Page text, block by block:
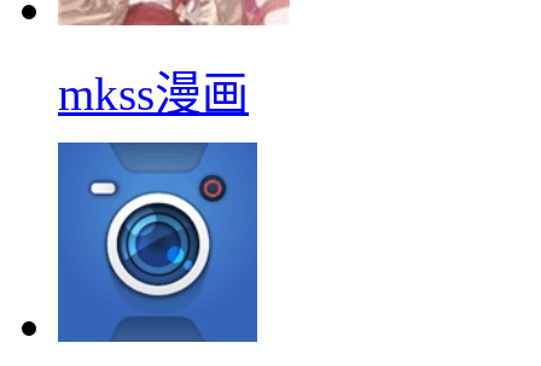
mkss漫画